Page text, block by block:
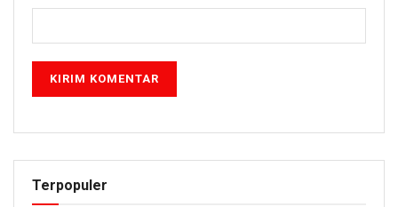
Terpopuler